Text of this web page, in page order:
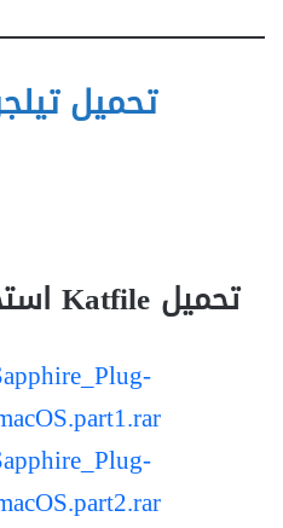
تحميل
تحميل Katfile استخدم مانع اعلانات